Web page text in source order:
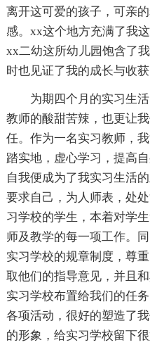
离开这可爱的孩子，可亲
感。xx这个地方充满了我
xx二幼这所幼儿园饱含了
时也见证了我的成长与收获
为期四个月的实习生
教师的酸甜苦辣，也更让
任。作为一名实习教师，
踏实地，虚心学习，提高
自我便成为了我实习生活
要求自己，为人师表，处
习学校的学生，本着对学
师及教学的每一项工作。
实习学校的规章制度，尊
取他们的指导意见，并且
实习学校布置给我们的任
各项活动，很好的塑造了
的形象，给实习学校留下很